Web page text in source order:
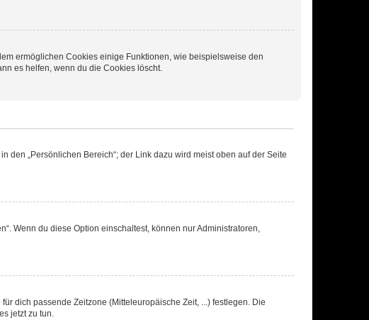
ermöglichen Cookies einige Funktionen, wie beispielsweise den
es helfen, wenn du die Cookies löscht.
„Persönlichen Bereich“; der Link dazu wird meist oben auf der Seite
Wenn du diese Option einschaltest, können nur Administratoren,
dich passende Zeitzone (Mitteleuropäische Zeit, ...) festlegen. Die
jetzt zu tun.